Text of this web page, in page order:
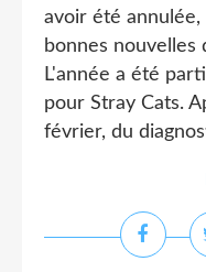
avoir été
bonnes nouvelles
L'année a été
pour Stray Cats.
février, du